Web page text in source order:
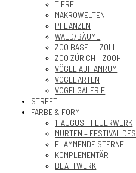
TIERE
MAKROWELTEN
PFLANZEN
WALD/BÄUME
ZOO BASEL – ZOLLI
ZOO ZÜRICH – ZOOH
VÖGEL AUF AMRUM
VOGELARTEN
VOGELGALERIE
STREET
FARBE & FORM
1. AUGUST-FEUERWERK
MURTEN – FESTIVAL
FLAMMENDE STERNE
KOMPLEMENTÄR
BLATTWERK